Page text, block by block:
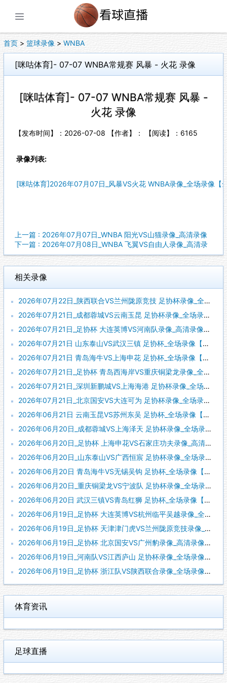
首页 > 篮球录像 > WNBA
[咪咕体育]- 07-07 WNBA常规赛 风暴 - 火花 录像
[咪咕体育]- 07-07 WNBA常规赛 风暴 -
火花 录像
【发布时间】：2026-07-08 【作者】： 【阅读】： 6165
录像列表:
[咪咕体育]2026年07月07日_风暴VS火花 WNBA录像_全场录像【
上一篇 : 2026年07月07日_WNBA 阳光VS山猫录像_高清录像
下一篇 : 2026年07月08日_WNBA 飞翼VS自由人录像_高清录
相关录像
2026年07月22日_陕西联合VS兰州陇原竞技 足协杯录像_全场录像【高清回放】
2026年07月21日_成都蓉城VS云南玉昆 足协杯录像_全场录像【全场回放】
2026年07月21日_足协杯 大连英博VS河南队录像_高清录像【全场回放】
2026年07月21日 山东泰山VS武汉三镇 足协杯_全场录像【全场回放】
2026年07月21日 青岛海牛VS上海申花 足协杯_全场录像【全场回放】
2026年07月21日_足协杯 青岛西海岸VS重庆铜梁龙录像_全场录像【高清回放】
2026年07月21日_深圳新鹏城VS上海海港 足协杯录像_全场录像【高清回放】
2026年07月21日_北京国安VS大连可为 足协杯录像_全场录像【全场回放】
2026年06月21日 云南玉昆VS苏州东吴 足协杯_全场录像【视频集锦】
2026年06月20日_成都蓉城VS上海泽天 足协杯录像_全场录像【高清回放】
2026年06月20日_足协杯 上海申花VS石家庄功夫录像_高清录像【全场回放】
2026年06月20日_山东泰山VS广西恒宸 足协杯录像_全场录像【全场回放】
2026年06月20日 青岛海牛VS无锡吴钩 足协杯_全场录像【视频集锦】
2026年06月20日_重庆铜梁龙VS宁波队 足协杯录像_全场录像【视频集锦】
2026年06月20日 武汉三镇VS青岛红狮 足协杯_全场录像【视频集锦】
2026年06月19日_足协杯 大连英博VS杭州临平吴越录像_全场录像【全场回放】
2026年06月19日_足协杯 天津津门虎VS兰州陇原竞技录像_全场录像【高清回放】
2026年06月19日_足协杯 北京国安VS广州豹录像_高清录像【全场回放】
2026年06月19日_河南队VS江西庐山 足协杯录像_全场录像【视频集锦】
2026年06月19日_足协杯 浙江队VS陕西联合录像_全场录像【高清回放】
体育资讯
足球直播